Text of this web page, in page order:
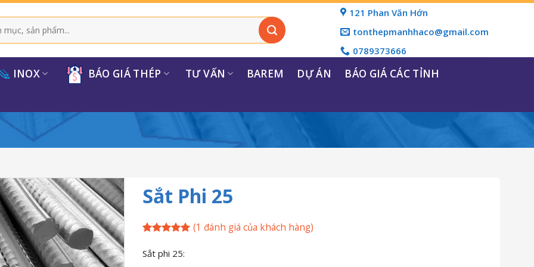
121 Phan Văn Hớn
tonthepmanhhaco@gmail.com
0789373666
INOX BÁO GIÁ THÉP TƯ VẤN BAREM DỰ ÁN
BÁO GIÁ CÁC TỈNH
Sắt Phi 25
dựa trên
đánh giá
(1 đánh giá của khách hàng)
Sắt phi 25: